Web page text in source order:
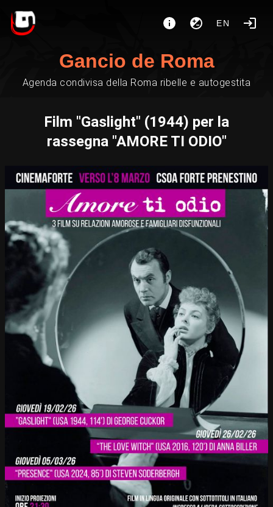
EN
Gancio de Roma
Agenda condivisa della Roma ribelle e autogestita
Film "Gaslight" (1944) per la
rassegna "AMORE TI ODIO"